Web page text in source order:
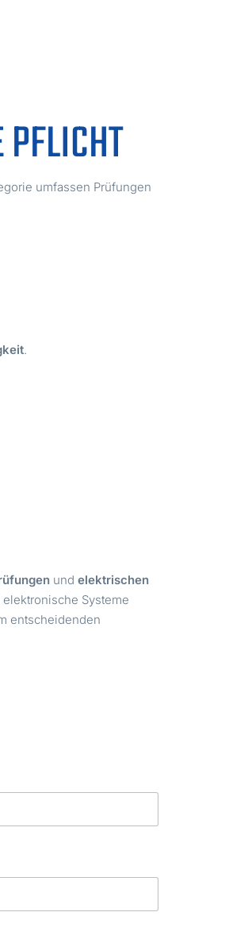
umfassen Prüfungen
.
undelektrischen
Systeme
entscheidenden